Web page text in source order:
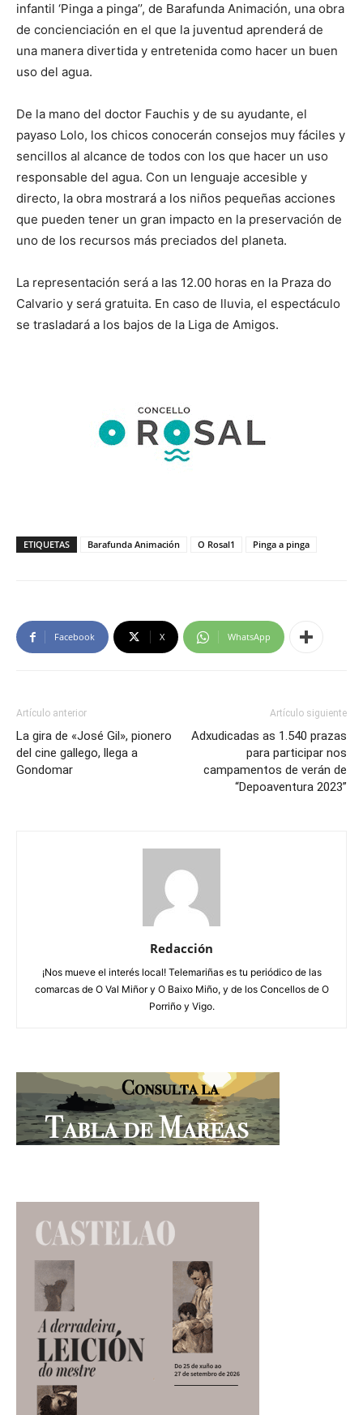
infantil ‘Pinga a pinga’’, de Barafunda Animación, una obra
de concienciación en el que la juventud aprenderá de
una manera divertida y entretenida como hacer un buen
uso del agua.
De la mano del doctor Fauchis y de su ayudante, el
payaso Lolo, los chicos conocerán consejos muy fáciles y
sencillos al alcance de todos con los que hacer un uso
responsable del agua. Con un lenguaje accesible y
directo, la obra mostrará a los niños pequeñas acciones
que pueden tener un gran impacto en la preservación de
uno de los recursos más preciados del planeta.
La representación será a las 12.00 horas en la Praza do
Calvario y será gratuita. En caso de lluvia, el espectáculo
se trasladará a los bajos de la Liga de Amigos.
ETIQUETAS Barafunda Animación O Rosal1 Pinga a pinga
Facebook X WhatsApp
Artículo anterior
La gira de «José Gil», pionero
del cine gallego, llega a
Gondomar
Artículo siguiente
Adxudicadas as 1.540 prazas
para participar nos
campamentos de verán de
“Depoaventura 2023”
Redacción
¡Nos mueve el interés local! Telemariñas es tu periódico de las
comarcas de O Val Miñor y O Baixo Miño, y de los Concellos de O
Porriño y Vigo.